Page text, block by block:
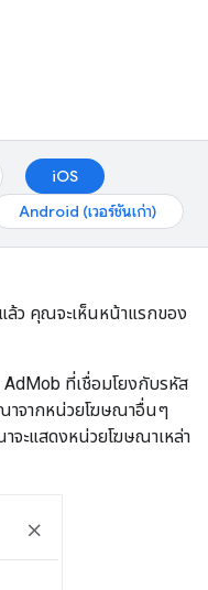
iOS
Android (เวอร์ชันเก่า)
ล้ว คุณจะเห็นหน้าแรกของ
ที่เชื่อมโยงกับรหัส
าจากหน่วยโฆษณาอื่นๆ
จะแสดงหน่วยโฆษณาเหล่า